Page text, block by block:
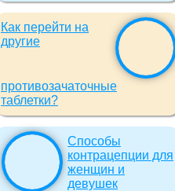
Как перейти на
другие
противозачаточные
таблетки?
Способы
контрацепции для
женщин и
девушек